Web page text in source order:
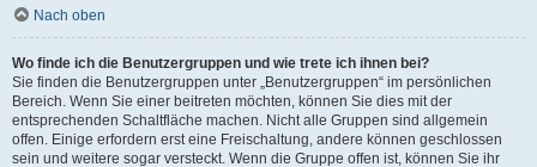
Nach oben
Wo finde ich die Benutzergruppen und wie trete ich ihnen bei?
Sie finden die Benutzergruppen unter „Benutzergruppen“ im persönlichen
Bereich. Wenn Sie einer beitreten möchten, können Sie dies mit der
entsprechenden Schaltfläche machen. Nicht alle Gruppen sind allgemein
offen. Einige erfordern erst eine Freischaltung, andere können geschlossen
sein und weitere sogar versteckt. Wenn die Gruppe offen ist, können Sie ihr